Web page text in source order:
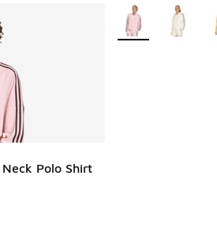
Polo Shirt
Plus de couleurs